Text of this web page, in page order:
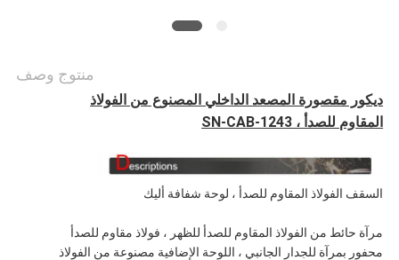
منتوج وصف
ديكور مقصورة المصعد الداخلي المصنوع من الفولاذ
المقاوم للصدأ ، SN-CAB-1243
السقف الفولاذ المقاوم للصدأ ، لوحة شفافة أليك
مرآة حائط من الفولاذ المقاوم للصدأ للظهر ، فولاذ مقاوم للصدأ
محفور بمرآة للجدار الجانبي ، اللوحة الإضافية مصنوعة من الفولاذ